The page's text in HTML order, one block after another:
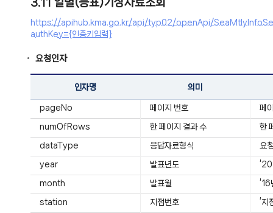
3.11 일별(등표)기상자료조회
https://apihub.kma.go.kr/api/typ02/openApi/
authKey={인증키입력}
요청인자
인자명 의미
pageNo 페이지 번호 페
numOfRows 한 페이지 결과 수 한
dataType 응답자료형식 요
year 발표년도
month 발표월 ‘16
station 지점번호 ’지